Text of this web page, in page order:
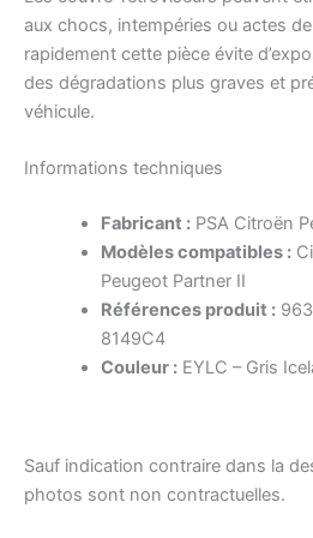
aux chocs, intempéries ou actes
rapidement cette pièce évite
des dégradations plus graves et
véhicule.
Informations techniques
Fabricant :PSA Citroën
Modèles compatibles :
Peugeot Partner II
Références produit :
8149C4
Couleur :EYLC – Gris
Sauf indication contraire dans la
photos sont non contractuelles.